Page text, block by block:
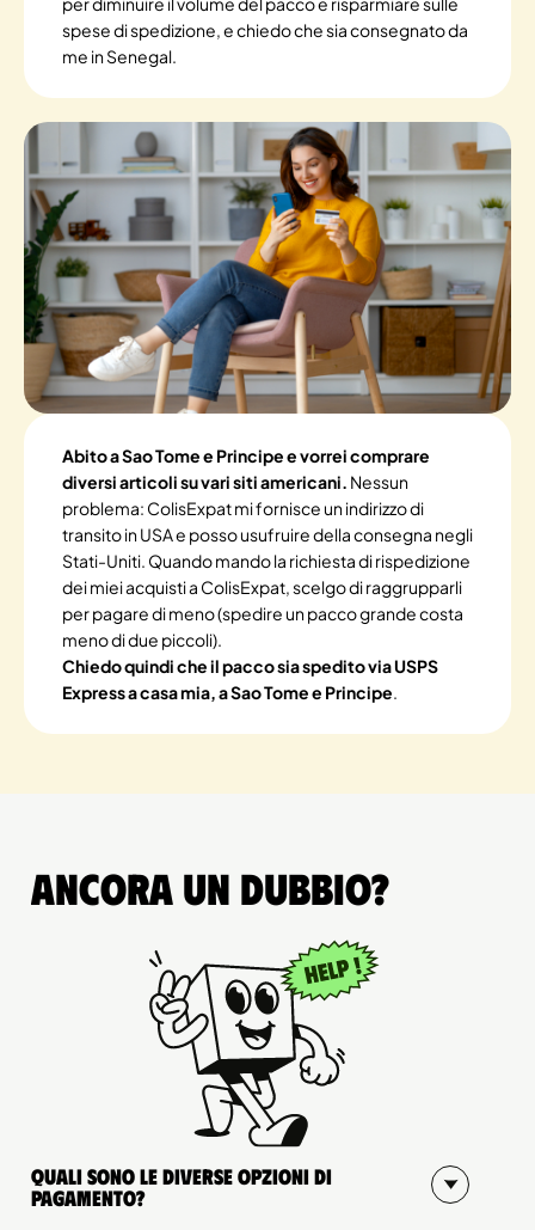
spese di spedizione, e chiedo che sia consegnato da
me in Senegal.
Abito a Sao Tome e Principe e vorrei comprare
diversi articoli su vari siti americani. Nessun
problema: ColisExpat mi fornisce un indirizzo di
transito in USA e posso usufruire della consegna negli
Stati-Uniti. Quando mando la richiesta di rispedizione
dei miei acquisti a ColisExpat, scelgo di raggrupparli
per pagare di meno (spedire un pacco grande costa
meno di due piccoli).
Chiedo quindi che il pacco sia spedito via USPS
Express a casa mia, a Sao Tome e Principe.
Ancora un dubbio?
Quali sono le diverse opzioni di
pagamento?